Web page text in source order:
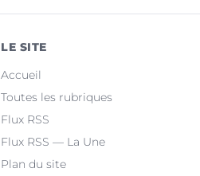
LE SITE
Accueil
Toutes les rubriques
Flux RSS
Flux RSS — La Une
Plan du site